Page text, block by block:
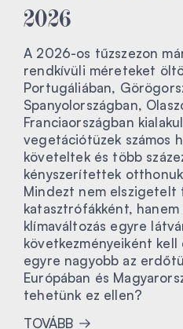
2026
A 2026-os tűzszezon
rendkívüli méreteket
Portugáliában,
Spanyolországban,
Franciaországban
vegetációtüzek számos
követeltek és több
kényszerítettek
Mindezt nem elszigetelt
katasztrófákként,
klímaváltozás egyre
következményeiként
egyre nagyobb az
Európában és
tehetünk ez ellen?
TOVÁBB